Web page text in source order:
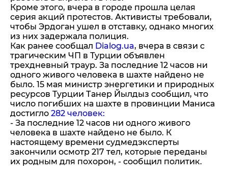
Кроме этого, вчера в городе прошла целая
серия акций протестов. Активисты требовали,
чтобы Эрдоган ушел в отставку, однако многих
из них задержала полиция.
Как ранее сообщал Dialog.ua, вчера в связи с
трагическим ЧП в Турции объявлен
трехдневный траур. За последние 12 часов ни
одного живого человека в шахте найдено не
было. 15 мая министр энергетики и природных
ресурсов Турции Танер Йылдыз сообщил, что
число погибших на шахте в провинции Маниса
достигло 282 человек:
- За последние 12 часов ни одного живого
человека в шахте найдено не было. К
настоящему времени судмедэксперты
закончили осмотр 217 тел, которые переданы
их родным для похорон, - сообщил политик.